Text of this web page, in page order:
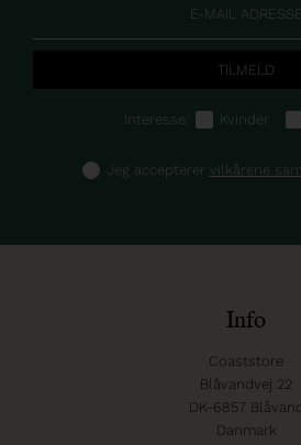
Interesse: Kvinder
Jeg accepterer vilkårene
Info
Coaststore
Blåvandvej 22
DK-6857 Blåvand
Danmark